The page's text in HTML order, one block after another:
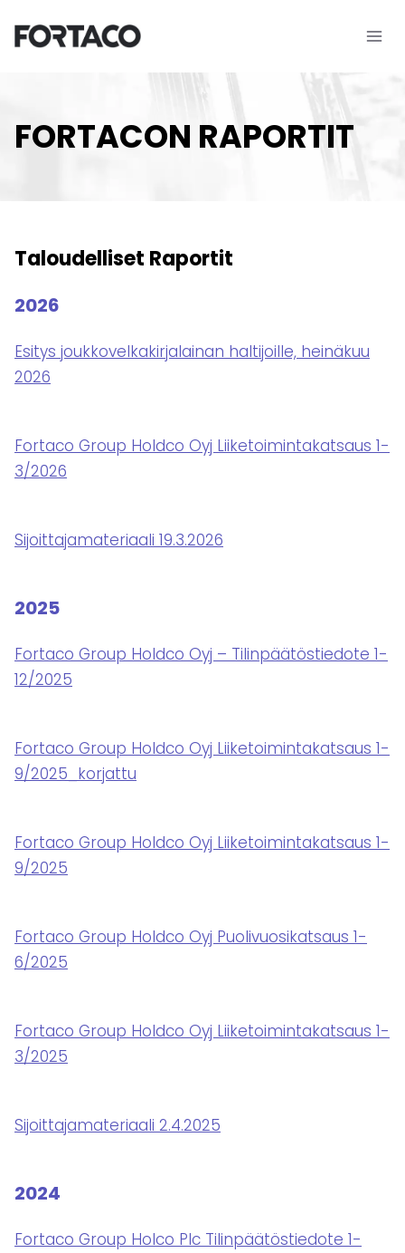
sisältöön
FORTACON RAPORTIT
Taloudelliset Raportit
2026
Esitys joukkovelkakirjalainan haltijoille, heinäkuu
2026
Fortaco Group Holdco Oyj Liiketoimintakatsaus 1-
3/2026
Sijoittajamateriaali 19.3.2026
2025
Fortaco Group Holdco Oyj – Tilinpäätöstiedote 1-
12/2025
Fortaco Group Holdco Oyj Liiketoimintakatsaus 1-
9/2025_korjattu
Fortaco Group Holdco Oyj Liiketoimintakatsaus 1-
9/2025
Fortaco Group Holdco Oyj Puolivuosikatsaus 1-
6/2025
Fortaco Group Holdco Oyj Liiketoimintakatsaus 1-
3/2025
Sijoittajamateriaali 2.4.2025
2024
Fortaco Group Holco Plc Tilinpäätöstiedote 1-